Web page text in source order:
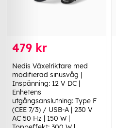
479 kr
Nedis Växelriktare med
modifierad sinusvåg |
Inspänning: 12 V DC |
Enhetens
utgångsanslutning: Type F
(CEE 7/3) / USB-A | 230 V
AC 50 Hz | 150 W |